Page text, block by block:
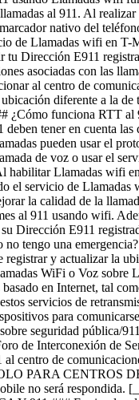
al 911. Al
nativo del
de Llamadas wifi en T-
Dirección E911
asociadas con las
al centro de
diferente a la
¿Cómo funciona RTT al
tener en cuenta
pueden usar el
de voz o usar el
habilitar Llamadas wifi
el servicio de
la calidad de la
al 911 usando wifi.
Dirección E911
tengo una
y actualizar la
WiFi o Voz sobre
en Internet, tal
servicios de
para
seguridad pública/
de Interconexión de
centro de
PARA
no será respondida.